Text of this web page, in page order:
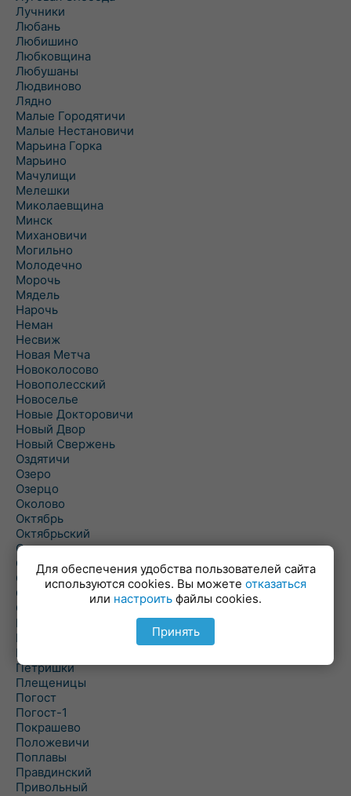
Лучники
Любань
Любишино
Любковщина
Любушаны
Людвиново
Лядно
Малые Городятичи
Малые Нестановичи
Марьина Горка
Марьино
Мачулищи
Мелешки
Миколаевщина
Минск
Михановичи
Могильно
Молодечно
Морочь
Мядель
Нарочь
Неман
Несвиж
Новая Метча
Новоколосово
Новополесский
Новоселье
Новые Докторовичи
Новый Двор
Новый Свержень
Оздятичи
Озеро
Озерцо
Околово
Октябрь
Октябрьский
Олехновичи
Омговичи
Оношки
Осовец
Острошицкий Городок
Пасека
Пастовичи
Першаи
Петришки
Плещеницы
Погост
Погост-1
Покрашево
Положевичи
Поплавы
Правдинский
Привольный
Для обеспечения удобства пользователей сайта
используются cookies. Вы можете отказаться
или настроить файлы cookies.
Принять